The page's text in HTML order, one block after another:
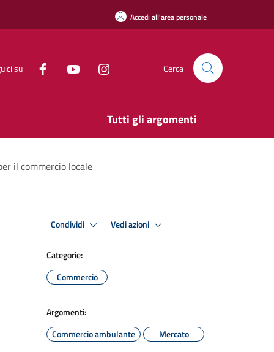
Accedi all'area personale
su Cerca
Tutti gli argomenti
il commercio locale
Condividi Vedi azioni
Categorie:
Commercio
Argomenti:
Commercio ambulante
Mercato